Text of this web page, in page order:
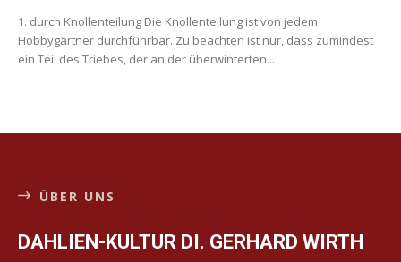
1. durch Knollenteilung Die Knollenteilung ist von jedem
Hobbygärtner durchführbar. Zu beachten ist nur, dass zumindest
ein Teil des Triebes, der an der überwinterten...
ÜBER UNS
DAHLIEN-KULTUR DI. GERHARD WIRTH